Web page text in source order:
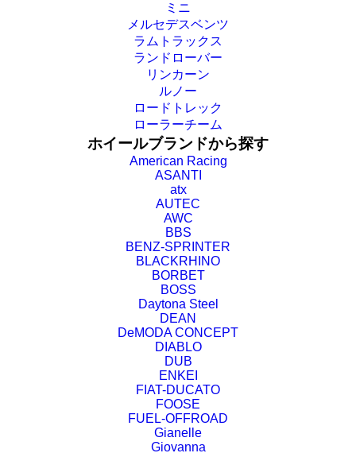
ミニ
メルセデスベンツ
ラムトラックス
ランドローバー
リンカーン
ルノー
ロードトレック
ローラーチーム
ホイールブランドから探す
American Racing
ASANTI
atx
AUTEC
AWC
BBS
BENZ-SPRINTER
BLACKRHINO
BORBET
BOSS
Daytona Steel
DEAN
DeMODA CONCEPT
DIABLO
DUB
ENKEI
FIAT-DUCATO
FOOSE
FUEL-OFFROAD
Gianelle
Giovanna